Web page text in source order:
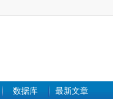
数据库 最新文章